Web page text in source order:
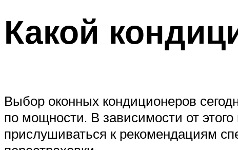
Какой
Выбор оконных кондиционеров
по мощности. В зависимости от
прислушиваться к рекомендациям